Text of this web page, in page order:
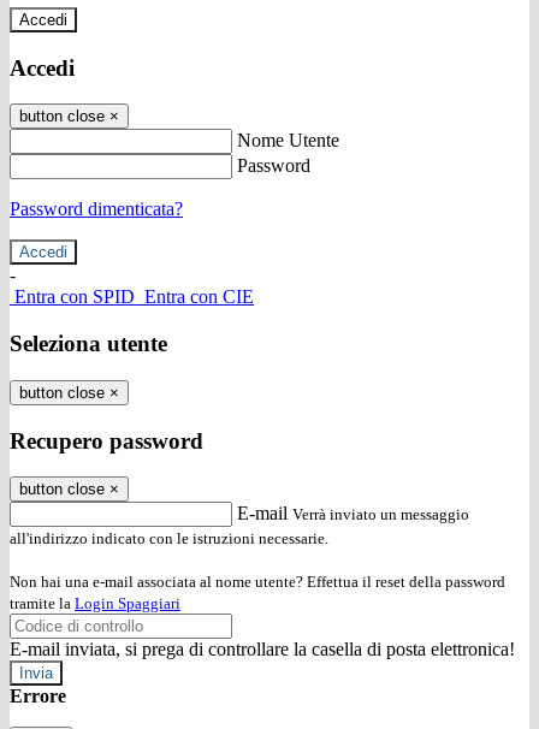
Accedi
Accedi
button close ×
Nome Utente
Password
Password dimenticata?
-
Entra con SPID Entra con CIE
Seleziona utente
button close ×
Recupero password
button close ×
E-mail Verrà inviato un messaggio
all'indirizzo indicato con le istruzioni necessarie.
Non hai una e-mail associata al nome utente? Effettua il reset della password
tramite la Login Spaggiari
E-mail inviata, si prega di controllare la casella di posta elettronica!
Errore